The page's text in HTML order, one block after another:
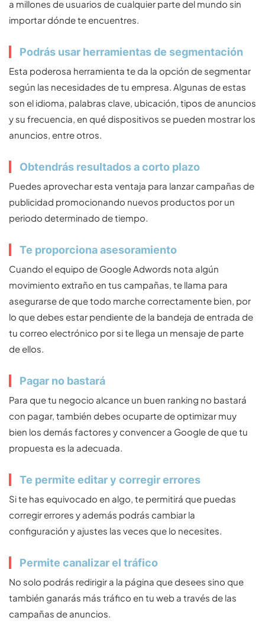
a millones de usuarios de cualquier parte del mundo sin
importar dónde te encuentres.
Podrás usar herramientas de segmentación
Esta poderosa herramienta te da la opción de segmentar
según las necesidades de tu empresa. Algunas de estas
son el idioma, palabras clave, ubicación, tipos de anuncios
y su frecuencia, en qué dispositivos se pueden mostrar los
anuncios, entre otros.
Obtendrás resultados a corto plazo
Puedes aprovechar esta ventaja para lanzar campañas de
publicidad promocionando nuevos productos por un
periodo determinado de tiempo.
Te proporciona asesoramiento
Cuando el equipo de Google Adwords nota algún
movimiento extraño en tus campañas, te llama para
asegurarse de que todo marche correctamente bien, por
lo que debes estar pendiente de la bandeja de entrada de
tu correo electrónico por si te llega un mensaje de parte
de ellos.
Pagar no bastará
Para que tu negocio alcance un buen ranking no bastará
con pagar, también debes ocuparte de optimizar muy
bien los demás factores y convencer a Google de que tu
propuesta es la adecuada.
Te permite editar y corregir errores
Si te has equivocado en algo, te permitirá que puedas
corregir errores y además podrás cambiar la
configuración y ajustes las veces que lo necesites.
Permite canalizar el tráfico
No solo podrás redirigir a la página que desees sino que
también ganarás más tráfico en tu web a través de las
campañas de anuncios.